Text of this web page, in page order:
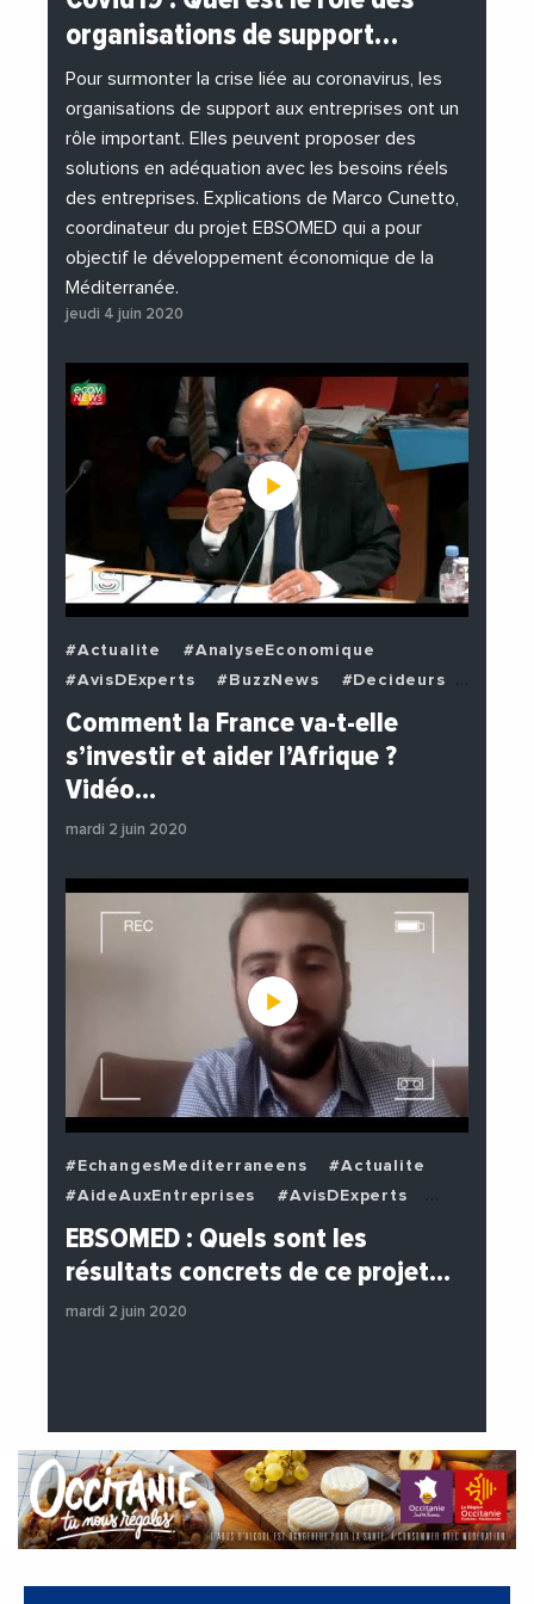
#EchangesMediterraneens
#Economie
#EnDirectDe
#Entreprises
#Institutions
#PhotosEtVideos
organisations de support…
Pour surmonter la crise liée au coronavirus, les
organisations de support aux entreprises ont un
rôle important. Elles peuvent proposer des
solutions en adéquation avec les besoins réels
des entreprises. Explications de Marco Cunetto,
coordinateur du projet EBSOMED qui a pour
objectif le développement économique de la
Méditerranée.
jeudi 4 juin 2020
#Actualite
#AnalyseEconomique
#AvisDExperts
#BuzzNews
#Decideurs
#EchangesMediterraneens
#Economie
#PhotosEtVideos
#Politique
Comment la France va-t-elle
s’investir et aider l’Afrique ?
Vidéo…
mardi 2 juin 2020
#EchangesMediterraneens
#Actualite
#AideAuxEntreprises
#AvisDExperts
#BuzzNews
#Decideurs
#Entreprises
#Institutions
#PhotosEtVideos
EBSOMED : Quels sont les
résultats concrets de ce projet…
mardi 2 juin 2020